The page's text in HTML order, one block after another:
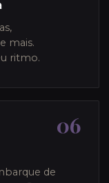
mais.
ritmo.
06
de